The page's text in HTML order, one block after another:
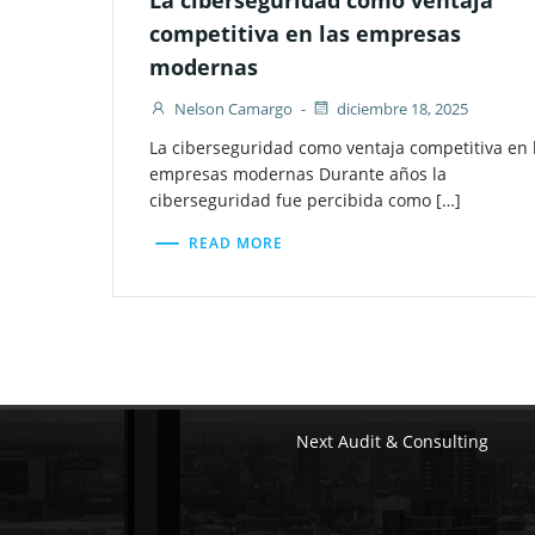
competitiva en las empresas
modernas
Nelson Camargo - diciembre 18, 2025
La ciberseguridad como ventaja competitiva en
empresas modernas Durante años la
ciberseguridad fue percibida como […]
READ MORE
Next Audit & Consulting